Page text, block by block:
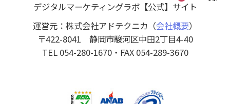
デジタルマーケティングラボ【公式】サイト
運営元：株式会社アドテクニカ（会社概要）
〒422-8041 静岡市駿河区中田2丁目4-40
TEL 054-280-1670・FAX 054-289-3670